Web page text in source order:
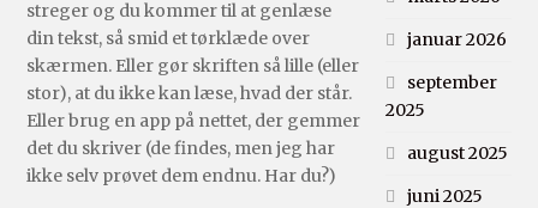
streger og du kommer til at genlæse
din tekst, så smid et tørklæde over
skærmen. Eller gør skriften så lille (eller
stor), at du ikke kan læse, hvad der står.
Eller brug en app på nettet, der gemmer
det du skriver (de findes, men jeg har
ikke selv prøvet dem endnu. Har du?)
januar 2026
september
2025
august 2025
juni 2025